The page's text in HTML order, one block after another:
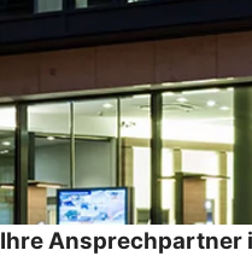
Ihre Ansprechpartner